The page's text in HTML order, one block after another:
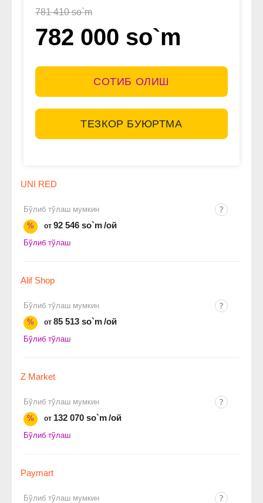
781 410 so`m
782 000 so`m
СОТИБ ОЛИШ
ТЕЗКОР БУЮРТМА
UNI RED
Бўлиб тўлаш мумкин
%
от 92 546 so`m/ой
Бўлиб тўлаш
Alif Shop
Бўлиб тўлаш мумкин
%
от 85 513 so`m/ой
Бўлиб тўлаш
Z Market
Бўлиб тўлаш мумкин
%
от 132 070 so`m/ой
Бўлиб тўлаш
Paymart
Бўлиб тўлаш мумкин